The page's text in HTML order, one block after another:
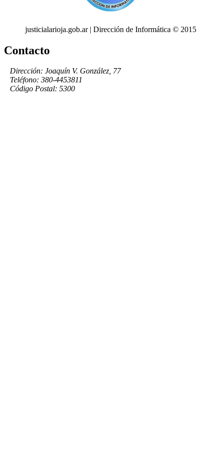
justicialarioja.gob.ar | Dirección de Informática © 2015
Contacto
Dirección: Joaquín V. González, 77
Teléfono: 380-4453811
Código Postal: 5300